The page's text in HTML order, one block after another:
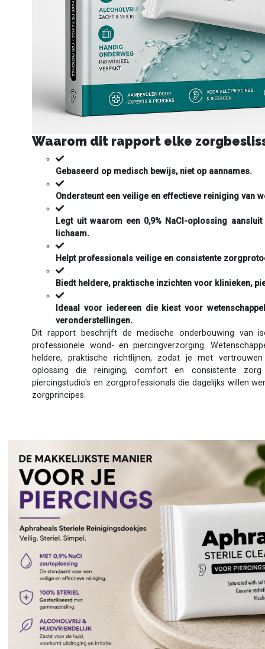
Waarom dit rapport elke
Gebaseerd op medisch bewijs, niet op aannames.
Ondersteunt een veilige en effectieve reiniging van
Legt uit waarom een 0,9% NaCl-oplossing
lichaam.
Helpt professionals veilige en consistente
Biedt heldere, praktische inzichten voor klinieken,
Ideaal voor iedereen die kiest voor
veronderstellingen.
Dit rapport beschrijft de medische onderbouwing van
professionele wond- en piercingverzorging.
heldere, praktische richtlijnen, zodat je met
oplossing die reiniging, comfort en consistente zorg
piercingstudio's en zorgprofessionals die dagelijks willen
zorgprincipes.